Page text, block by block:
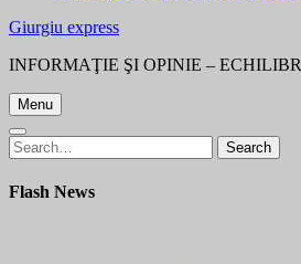
Giurgiu express
INFORMAŢIE ŞI OPINIE –
Menu
Search
for:
Search
Flash News